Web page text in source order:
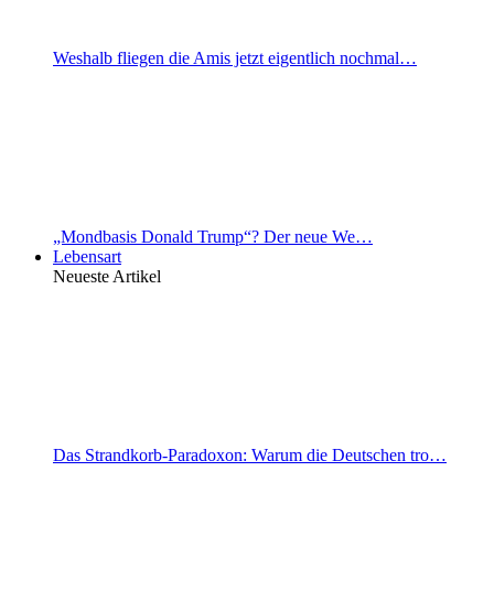
Weshalb fliegen die Amis jetzt eigentlich nochmal…
„Mondbasis Donald Trump“? Der neue We…
Lebensart
Neueste Artikel
Das Strandkorb-Paradoxon: Warum die Deutschen tro…